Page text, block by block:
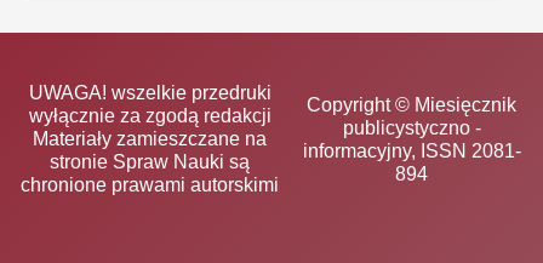
UWAGA! wszelkie przedruki
wyłącznie za zgodą redakcji
Materiały zamieszczane na
stronie Spraw Nauki są
chronione prawami autorskimi
Copyright © Miesięcznik
publicystyczno -
informacyjny, ISSN 2081-
894